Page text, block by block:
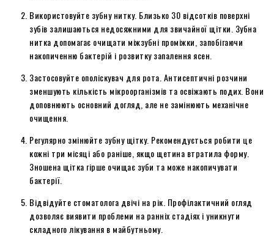
Використовуйте зубну нитку. Близько 30 відсотків поверхні
зубів залишаються недосяжними для звичайної щітки. Зубна
нитка допомагає очищати міжзубні проміжки, запобігаючи
накопиченню бактерій і розвитку запалення ясен.
Застосовуйте ополіскувач для рота. Антисептичні розчини
зменшують кількість мікроорганізмів та освіжають подих. Вони
доповнюють основний догляд, але не замінюють механічне
очищення.
Регулярно змінюйте зубну щітку. Рекомендується робити це
кожні три місяці або раніше, якщо щетина втратила форму.
Зношена щітка гірше очищає зуби та може накопичувати
бактерії.
Відвідуйте стоматолога двічі на рік. Профілактичний огляд
дозволяє виявити проблеми на ранніх стадіях і уникнути
складного лікування в майбутньому.